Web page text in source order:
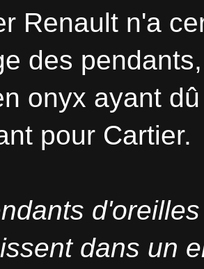
Renault n'a
des
onyx ayant
pour Cartier.
dans un